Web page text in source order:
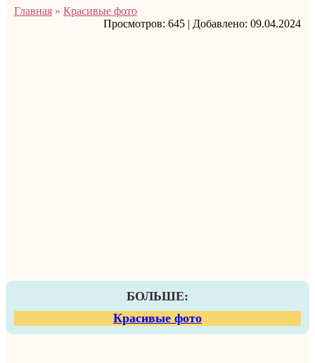
Главная » Красивые фото
Просмотров: 645 | Добавлено: 09.04.2024
БОЛЬШЕ:
Красивые фото